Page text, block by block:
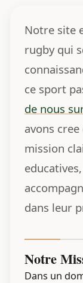
Notre site
rugby qui
ce sport
de nous
avons
mission
dans leur
Notre
Dans un